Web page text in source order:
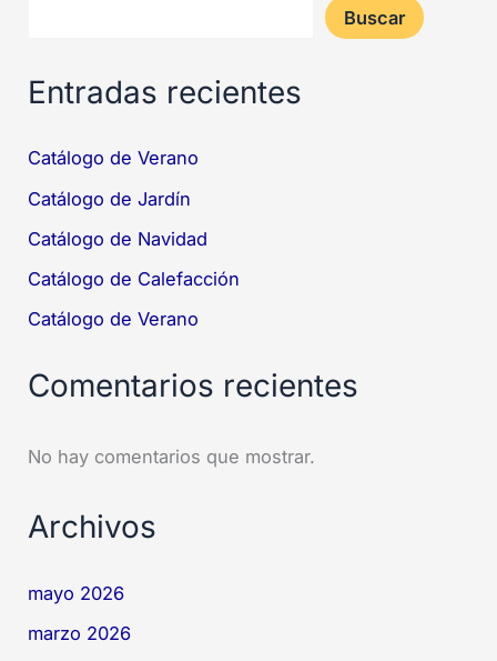
Buscar
Entradas recientes
Catálogo de Verano
Catálogo de Jardín
Catálogo de Navidad
Catálogo de Calefacción
Catálogo de Verano
Comentarios recientes
No hay comentarios que mostrar.
Archivos
mayo 2026
marzo 2026